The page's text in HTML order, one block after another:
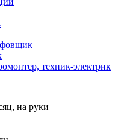
техник-электрик
на руки